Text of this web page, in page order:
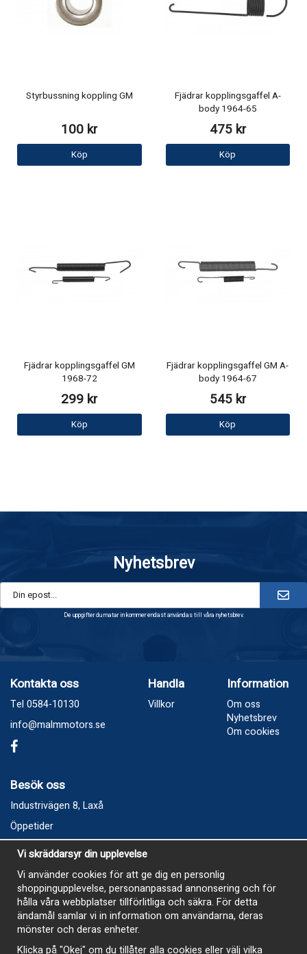
Styrbussning koppling GM
100 kr
Köp
Fjädrar kopplingsgaffel A-
body 1964-65
475 kr
Köp
Fjädrar kopplingsgaffel GM
1968-72
299 kr
Köp
Fjädrar kopplingsgaffel GM A-
body 1964-67
545 kr
Köp
Nyhetsbrev
De uppgifter du matar in kommer endast användas till våra nyhetsbrev.
Kontakta oss
Tel 0584-10130
info@malmmotors.se
Handla
Villkor
Information
Om oss
Nyhetsbrev
Om cookies
Besök oss
Industrivägen 8, Laxå
Öppetider
Vecka 32
Måndag kl 9-12, kl 13 - 15
Onsdag kl 9-12, kl 13 - 15
Tisdag, Tordag och Fredag stängt
E-Handelsbutiken är öppen och paket skickas hela
sommaren
Vi skräddarsyr din upplevelse
Vi använder cookies för att ge dig en personlig
shoppingupplevelse, personanpassad annonsering och för
hålla våra webbplatser tillförlitliga och säkra. För detta
ändamål samlar vi in information om användarna, deras
mönster och deras enheter.
Klicka på "Okej" om du tillåter alla cookies eller välj vilka